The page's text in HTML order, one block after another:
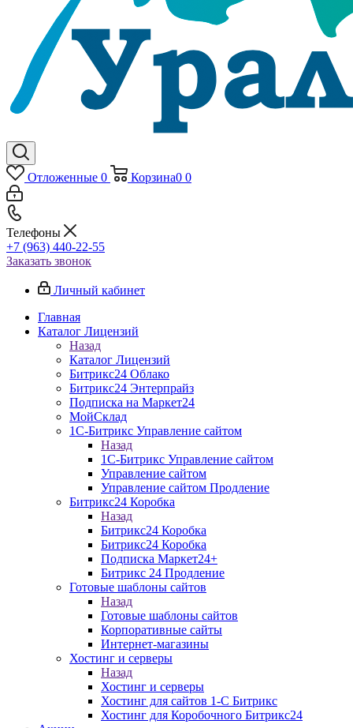
Отложенные 0 Корзина0 0
Телефоны
+7 (963) 440-22-55
Заказать звонок
Личный кабинет
Главная
Каталог Лицензий
Назад
Каталог Лицензий
Битрикс24 Облако
Битрикс24 Энтерпрайз
Подписка на Маркет24
МойСклад
1С-Битрикс Управление сайтом
Назад
1С-Битрикс Управление сайтом
Управление cайтом
Управление сайтом Продление
Битрикс24 Коробка
Назад
Битрикс24 Коробка
Битрикс24 Коробка
Подписка Маркет24+
Битрикс 24 Продление
Готовые шаблоны сайтов
Назад
Готовые шаблоны сайтов
Корпоративные сайты
Интернет-магазины
Хостинг и серверы
Назад
Хостинг и серверы
Хостинг для сайтов 1-C Битрикс
Хостинг для Коробочного Битрикс24